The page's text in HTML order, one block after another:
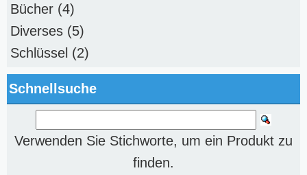
Bücher (4)
Diverses (5)
Schlüssel (2)
Schnellsuche
Verwenden Sie Stichworte, um ein Produkt zu
finden.